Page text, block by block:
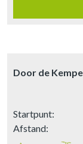
Door de
Startpunt:
Afstand: